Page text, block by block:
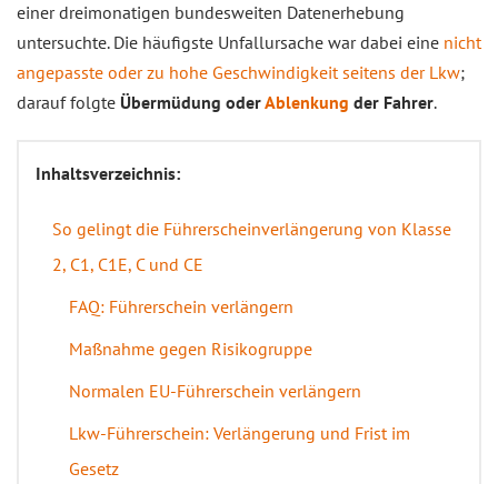
einer dreimonatigen bundesweiten Datenerhebung
untersuchte. Die häufigste Unfallursache war dabei eine nicht
angepasste oder zu hohe Geschwindigkeit seitens der Lkw;
darauf folgte Übermüdung oderAblenkung der Fahrer.
Inhaltsverzeichnis:
So gelingt die Führerscheinverlängerung von Klasse
2, C1, C1E, C und CE
FAQ: Führerschein verlängern
Maßnahme gegen Risikogruppe
Normalen EU-Führerschein verlängern
Lkw-Führerschein: Verlängerung und Frist im
Gesetz